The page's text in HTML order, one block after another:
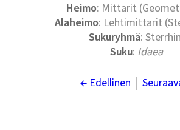
Heimo: Mittarit
Alaheimo: Lehtimittarit
Sukuryhmä:
Suku: Idaea
← Edellinen